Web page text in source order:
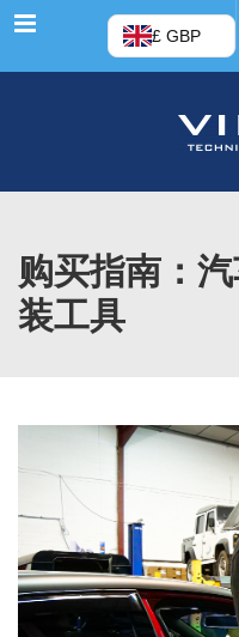
菜单 £ GBP
购买指南：
装工具